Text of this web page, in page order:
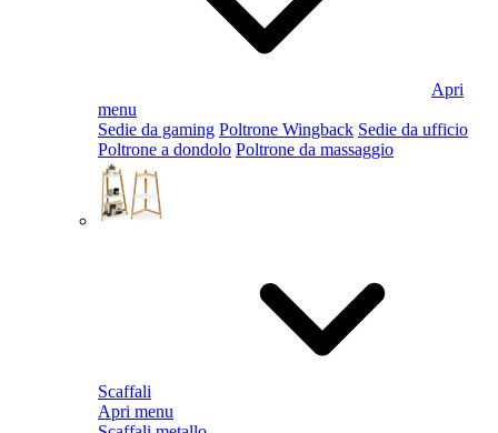
Apri
menu
Sedie da gaming Poltrone Wingback Sedie da ufficio
Poltrone a dondolo Poltrone da massaggio
Scaffali
Apri menu